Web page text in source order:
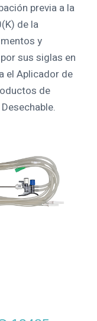
previa a la
de la
y
sus siglas en
el Aplicador de
de